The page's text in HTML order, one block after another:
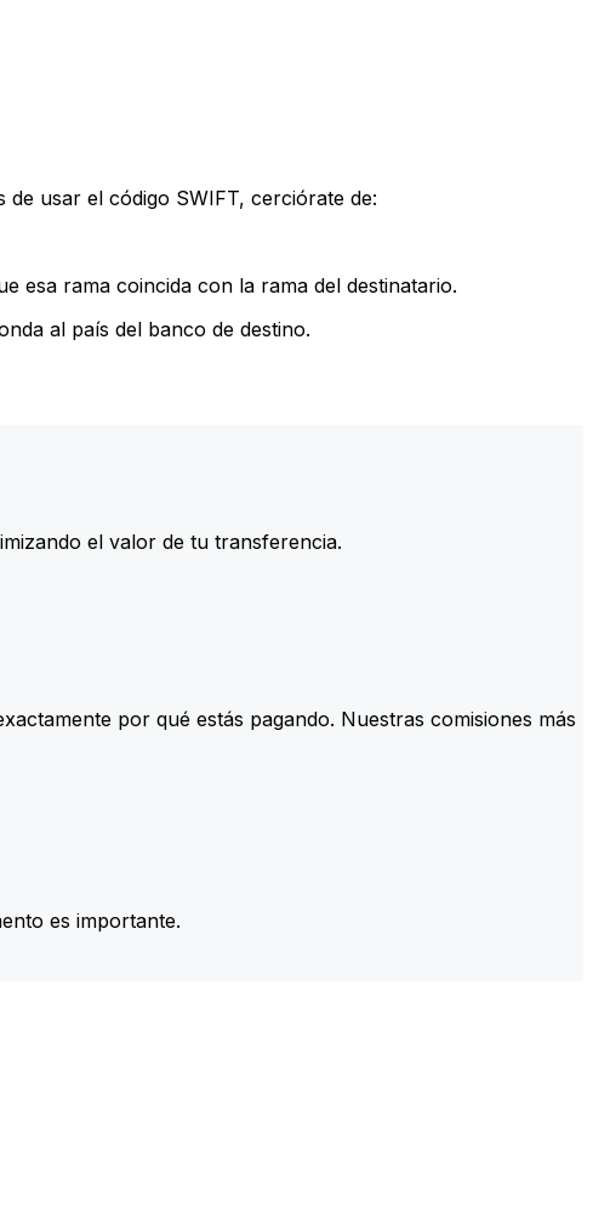
usar el código SWIFT, cerciórate de:
esa rama coincida con la rama del destinatario.
al país del banco de destino.
el valor de tu transferencia.
por qué estás pagando. Nuestras comisiones más
es importante.